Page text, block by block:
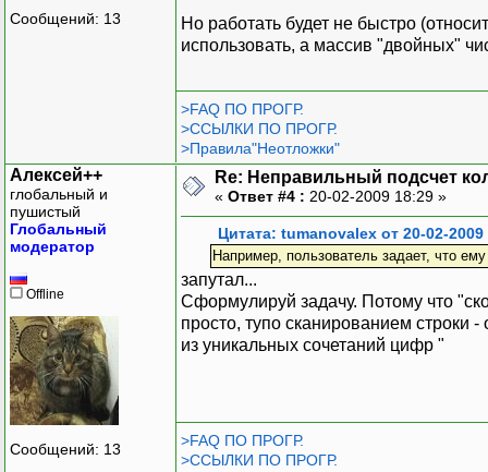
Сообщений: 13
Но работать будет не быстро
использовать, а массив "двойных"
>FAQ ПО ПРОГР.
>ССЫЛКИ ПО ПРОГР.
>Правила"Неотложки"
Алексей++
глобальный и
пушистый
Глобальный
модератор
Offline
Сообщений: 13
Re: Неправильный подсчет
« Ответ #4 : 20-02-2009 18:29 »
Цитата: tumanovalex от 20-02-2009
Например, пользователь задает, что
запутал...
Сформулируй задачу. Потому что
просто, тупо сканированием строки
из уникальных сочетаний цифр "
>FAQ ПО ПРОГР.
>ССЫЛКИ ПО ПРОГР.